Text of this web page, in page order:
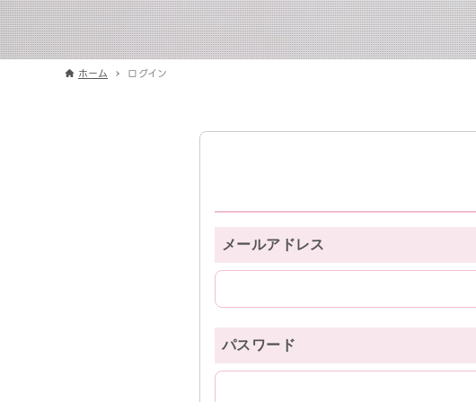
ホーム ログイン
メールアドレス
パスワード